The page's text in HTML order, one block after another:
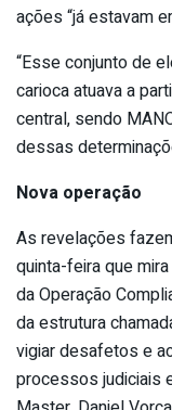
ações “já estavam
“Esse conjunto de
carioca atuava a
central, sendo
dessas
Nova operação
As revelações
quinta-feira que
da Operação
da estrutura
vigiar desafetos e
processos judiciais